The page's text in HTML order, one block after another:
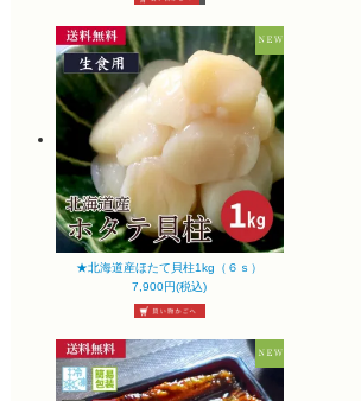
★北海道産ほたて貝柱1kg（６ｓ）
7,900円(税込)